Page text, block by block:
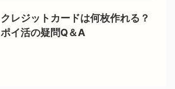
クレジットカードは何枚作れる？
ポイ活の疑問Q＆A